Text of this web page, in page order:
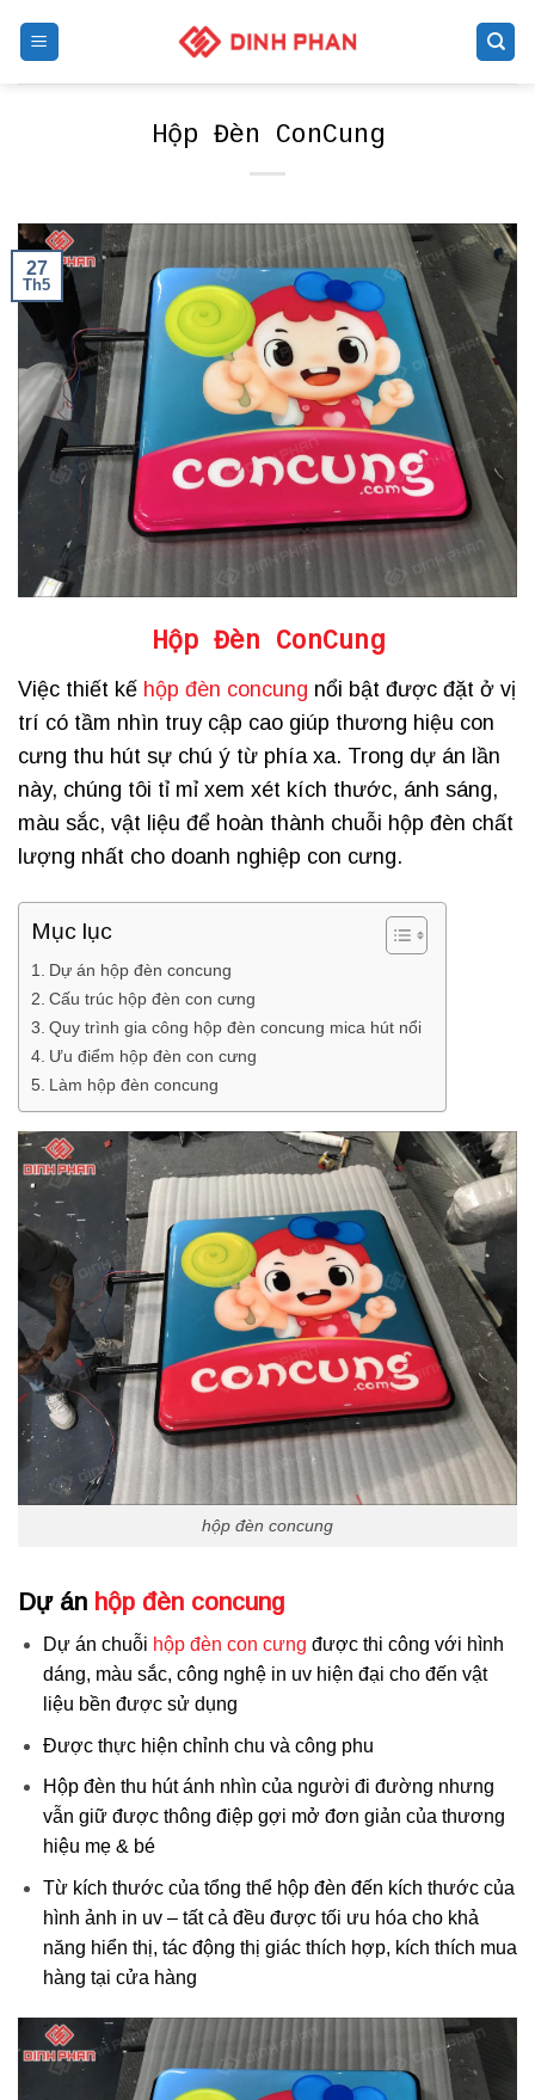
Hộp Đèn ConCung
27
Th5
Hộp Đèn ConCung
Việc thiết kế hộp đèn concung nổi bật được đặt ở vị
trí có tầm nhìn truy cập cao giúp thương hiệu con
cưng thu hút sự chú ý từ phía xa. Trong dự án lần
này, chúng tôi tỉ mỉ xem xét kích thước, ánh sáng,
màu sắc, vật liệu để hoàn thành chuỗi hộp đèn chất
lượng nhất cho doanh nghiệp con cưng.
Mục lục
Dự án hộp đèn concung
Cấu trúc hộp đèn con cưng
Quy trình gia công hộp đèn concung mica hút nổi
Ưu điểm hộp đèn con cưng
Làm hộp đèn concung
hộp đèn concung
Dự án hộp đèn concung
Dự án chuỗi hộp đèn con cưng được thi công với hình
dáng, màu sắc, công nghệ in uv hiện đại cho đến vật
liệu bền được sử dụng
Được thực hiện chỉnh chu và công phu
Hộp đèn thu hút ánh nhìn của người đi đường nhưng
vẫn giữ được thông điệp gợi mở đơn giản của thương
hiệu mẹ & bé
Từ kích thước của tổng thể hộp đèn đến kích thước của
hình ảnh in uv – tất cả đều được tối ưu hóa cho khả
năng hiển thị, tác động thị giác thích hợp, kích thích mua
hàng tại cửa hàng